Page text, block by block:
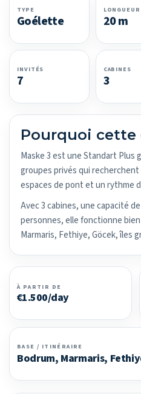
TYPE
Goélette
LONGUEUR
20 m
INVITÉS
7
CABINES
3
Pourquoi cette
Maske 3 est une Standart Plus
groupes privés qui
espaces de pont et un rythme
Avec 3 cabines, une capacité
personnes, elle fonctionne
Marmaris, Fethiye, Göcek, îles
À PARTIR DE
€1.500/day
BASE / ITINÉRAIRE
Bodrum, Marmaris,